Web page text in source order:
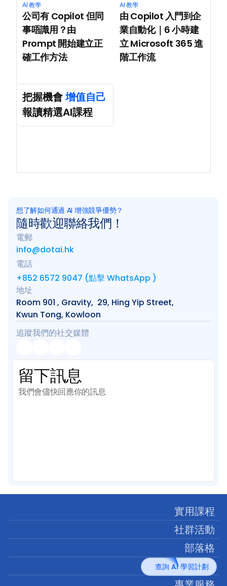
AI 教學
公司有 Copilot 但同
事唔識用？由
Prompt 開始建立正
確工作方法
AI 教學
由 Copilot 入門到企
業自動化｜6 小時建
立 Microsoft 365 進
階工作流
把握機會 增值自己
報讀精選AI課程
想了解如何通過 AI 增強競爭優勢？
隨時歡迎聯絡我們！
電郵
info@dotai.hk
電話
+852 6572 9047 (點擊 WhatsApp )
地址
Room 901 , Gravity,  29, Hing Yip Street,
Kwun Tong, Kowloon
追蹤我們的社交媒體
留下訊息
我們會儘快回應你的訊息
查詢 AI 學習計劃
實用課程
社群活動
部落格
企業培訓